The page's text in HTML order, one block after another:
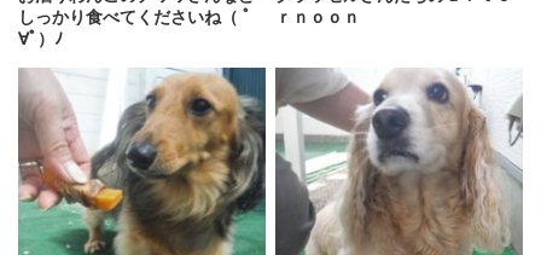
しっかり食べてくださいね（ ﾟ
∀ﾟ）ﾉ
ｒｎｏｏｎ